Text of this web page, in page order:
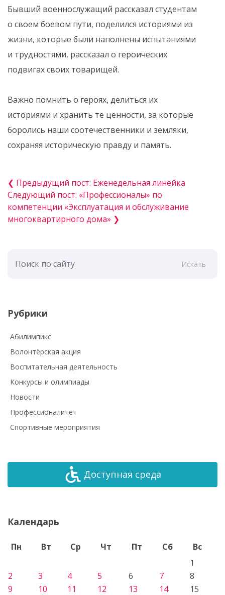
Бывший военнослужащий рассказал студентам
о своем боевом пути, поделился историями из
жизни, которые были наполнены испытаниями
и трудностями, рассказал о героических
подвигах своих товарищей.
️Важно помнить о героях, делиться их
историями и хранить те ценности, за которые
боролись наши соотечественники и земляки,
сохраняя историческую правду и память.
❮ Предыдущий пост: Еженедельная линейка
Следующий пост: «Профессионалы» по
компетенции «Эксплуатация и обслуживание
многоквартирного дома» ❯
Искать
Рубрики
Абилимпикс
Волонтёрская акция
Воспитательная деятельность
Конкурсы и олимпиады
Новости
Профессионалитет
Спортивные мероприятия
Доступная среда
Календарь
Пн Вт Ср Чт Пт Сб
Вс
1
2
3 4 5 6 7
8
9
10 11 12 13 14 15